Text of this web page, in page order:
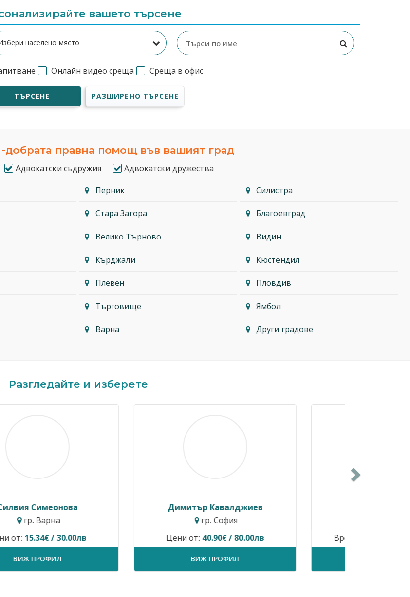
вашето търсене
Онлайн видео среща Среща в офис
ТЪРСЕНЕ РАЗШИРЕНО ТЪРСЕНЕ
добрата правна помощ във вашият град
Адвокатски съдружия
Адвокатски дружества
Перник Силистра
Стара Загора Благоевград
Велико Търново Видин
Кърджали Кюстендил
Плевен Пловдив
Търговище Ямбол
Варна Други градове
Разгледайте и изберете
Росен Диев
Временно не предлага услуги.
ВИЖ ПРОФИЛ
Ивелина Христова
Временно не предлага услуги.
ВИЖ ПРОФИЛ